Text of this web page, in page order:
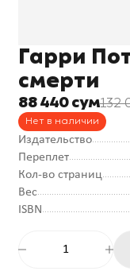
Гарри
смерти
88 440 сум132
Нет в наличии
Издательство
Переплет
Кол-во страниц
Вес
ISBN